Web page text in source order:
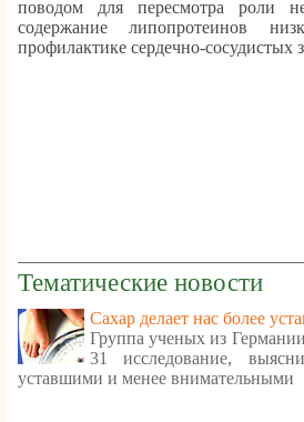
поводом для пересмотра роли
содержание липопротеинов
профилактике сердечно-
Тематические новости
Сахар делает нас более
Группа ученых из
31 исследование,
уставшими и менее внимательными